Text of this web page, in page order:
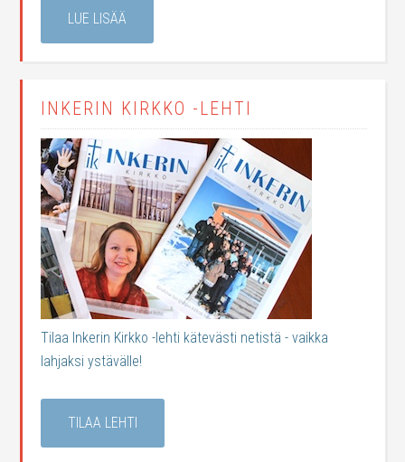
LUE LISÄÄ
INKERIN KIRKKO -LEHTI
Tilaa Inkerin Kirkko -lehti kätevästi netistä - vaikka
lahjaksi ystävälle!
TILAA LEHTI